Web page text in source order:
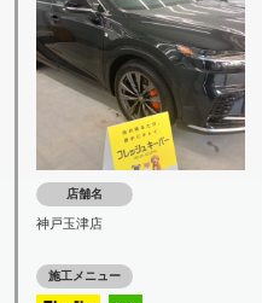
店舗名
神戸玉津店
施工メニュー